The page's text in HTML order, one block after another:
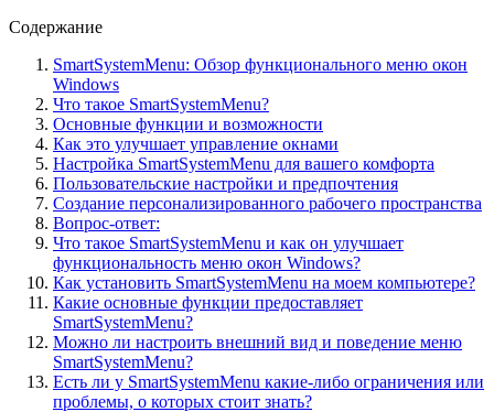
Содержание
SmartSystemMenu: Обзор функционального меню окон
Windows
Что такое SmartSystemMenu?
Основные функции и возможности
Как это улучшает управление окнами
Настройка SmartSystemMenu для вашего комфорта
Пользовательские настройки и предпочтения
Создание персонализированного рабочего пространства
Вопрос-ответ:
Что такое SmartSystemMenu и как он улучшает
функциональность меню окон Windows?
Как установить SmartSystemMenu на моем компьютере?
Какие основные функции предоставляет
SmartSystemMenu?
Можно ли настроить внешний вид и поведение меню
SmartSystemMenu?
Есть ли у SmartSystemMenu какие-либо ограничения или
проблемы, о которых стоит знать?